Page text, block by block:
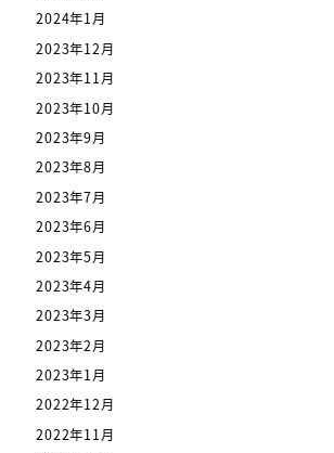
2024年1月
2023年12月
2023年11月
2023年10月
2023年9月
2023年8月
2023年7月
2023年6月
2023年5月
2023年4月
2023年3月
2023年2月
2023年1月
2022年12月
2022年11月